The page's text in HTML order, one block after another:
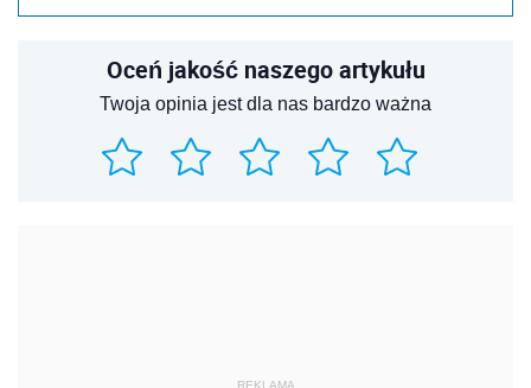
Oceń jakość naszego artykułu
Twoja opinia jest dla nas bardzo ważna